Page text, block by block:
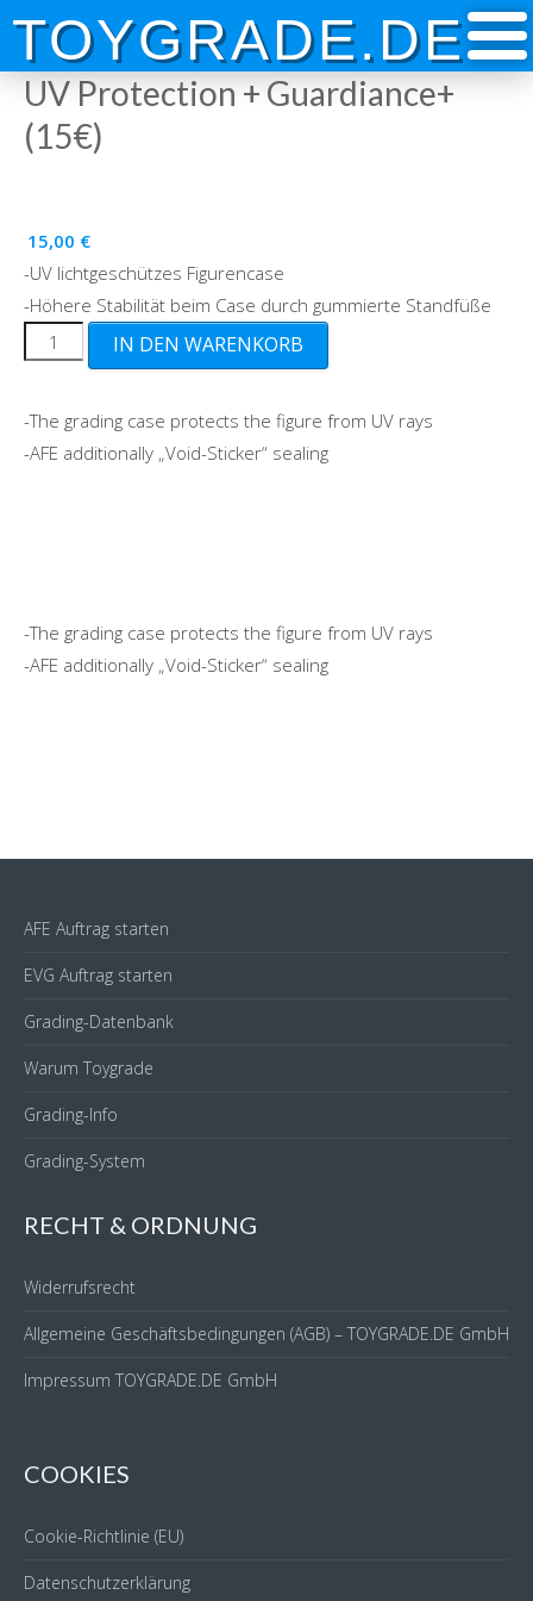
Skip
content
TOYGRADE.DE
UV Protection + Guardiance+
(15€)
15,00 €
-UV lichtgeschützes Figurencase
-Höhere Stabilität beim Case durch gummierte Standfüße
Protection
Guardiance+
(15€)
IN DEN WARENKORB
-The grading case protects the figure from UV rays
-AFE additionally „Void-Sticker“ sealing
-The grading case protects the figure from UV rays
-AFE additionally „Void-Sticker“ sealing
AFE Auftrag starten
EVG Auftrag starten
Grading-Datenbank
Warum Toygrade
Grading-Info
Grading-System
RECHT & ORDNUNG
Widerrufsrecht
Allgemeine Geschäftsbedingungen (AGB) – TOYGRADE.DE GmbH
Impressum TOYGRADE.DE GmbH
COOKIES
Cookie-Richtlinie (EU)
Datenschutzerklärung